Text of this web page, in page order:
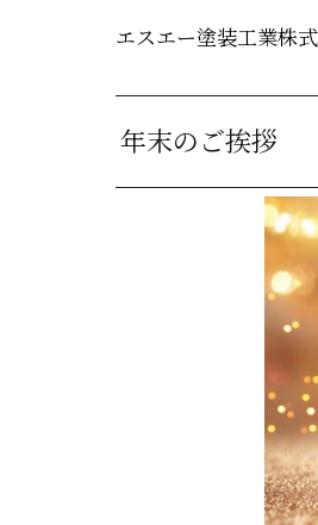
エスエー塗装工業株
年末のご挨拶